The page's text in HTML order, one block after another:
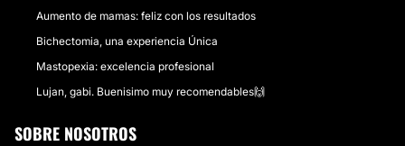
Aumento de mamas: feliz con los resultados
Bichectomia, una experiencia Única
Mastopexia: excelencia profesional
Lujan, gabi. Buenisimo muy recomendables🙌
SOBRE NOSOTROS